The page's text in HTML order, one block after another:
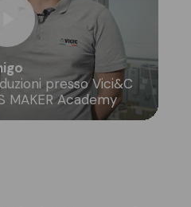
presso Vici&C
MAKER Academy